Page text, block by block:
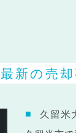
最新の売却
久留米